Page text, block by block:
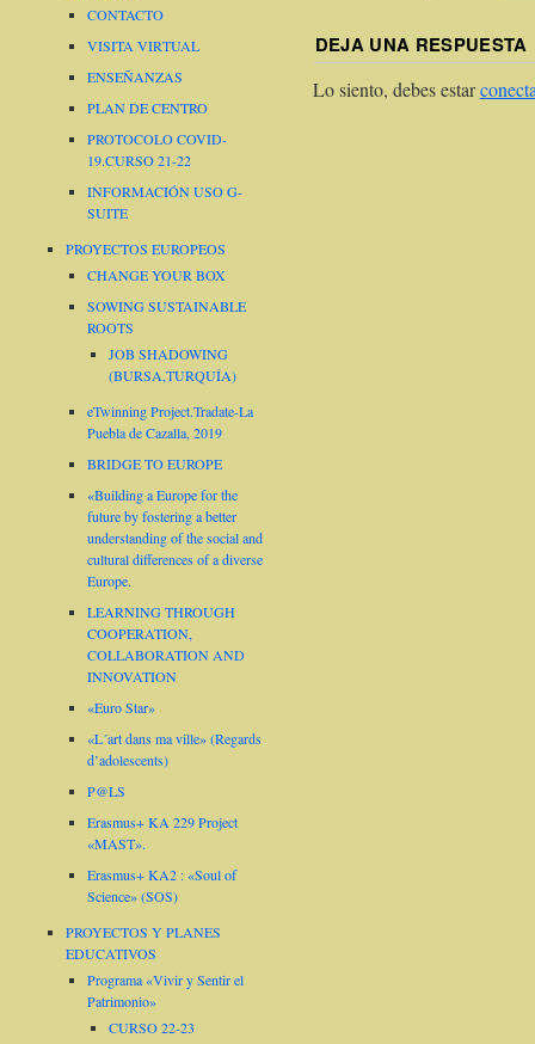
DEJA UNA RESPUESTA
Lo siento, debes estar
CONTACTO
VISITA VIRTUAL
ENSEÑANZAS
PLAN DE CENTRO
PROTOCOLO COVID-
19.CURSO 21-22
INFORMACIÓN USO G-
SUITE
PROYECTOS EUROPEOS
CHANGE YOUR BOX
SOWING SUSTAINABLE
ROOTS
JOB SHADOWING
(BURSA,TURQUÍA)
eTwinning Project.Tradate-La
Puebla de Cazalla, 2019
BRIDGE TO EUROPE
«Building a Europe for the
future by fostering a better
understanding of the social and
cultural differences of a diverse
Europe.
LEARNING THROUGH
COOPERATION,
COLLABORATION AND
INNOVATION
«Euro Star»
«L´art dans ma ville» (Regards
d’adolescents)
P@LS
Erasmus+ KA 229 Project
«MAST».
Erasmus+ KA2 : «Soul of
Science» (SOS)
PROYECTOS Y PLANES
EDUCATIVOS
Programa «Vivir y Sentir el
Patrimonio»
CURSO 22-23